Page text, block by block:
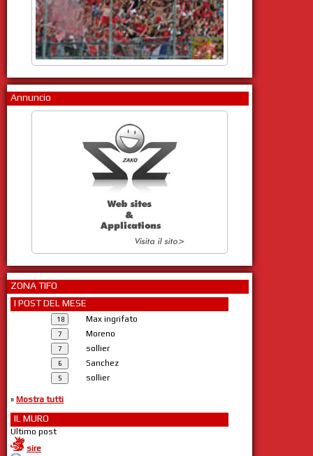
Annuncio
ZONA TIFO
I POST DEL MESE
Max ingrifato
Moreno
sollier
Sanchez
sollier
» Mostra tutti
IL MURO
Ultimo post
sire